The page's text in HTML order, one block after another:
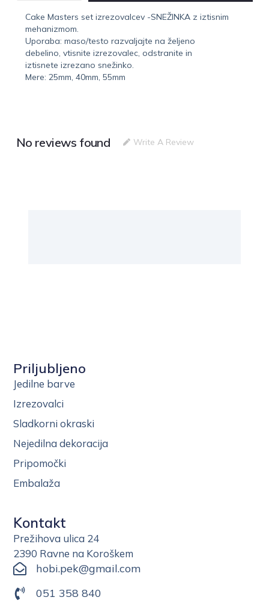
Cake Masters set izrezovalcev -SNEŽINKA z iztisnim
mehanizmom.
Uporaba: maso/testo razvaljajte na željeno
debelino, vtisnite izrezovalec, odstranite in
iztisnete izrezano snežinko.
Mere: 25mm, 40mm, 55mm
No reviews found Write A Review
Priljubljeno
Jedilne barve
Izrezovalci
Sladkorni okraski
Nejedilna dekoracija
Pripomočki
Embalaža
Kontakt
Prežihova ulica 24
2390 Ravne na Koroškem
hobi.pek@gmail.com
051 358 840